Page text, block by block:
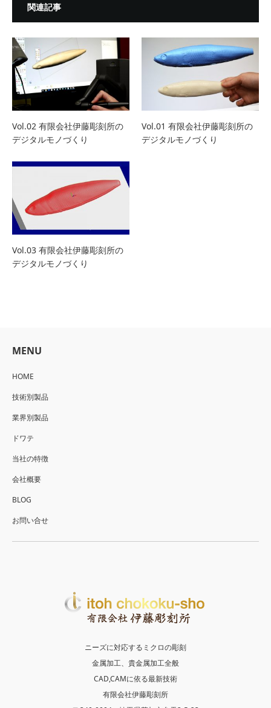
関連記事
Vol.02 有限会社伊藤彫刻所の
デジタルモノづくり
Vol.01 有限会社伊藤彫刻所の
デジタルモノづくり
Vol.03 有限会社伊藤彫刻所の
デジタルモノづくり
MENU
HOME
技術別製品
業界別製品
ドワテ
当社の特徴
会社概要
BLOG
お問い合せ
ニーズに対応するミクロの彫刻
金属加工、貴金属加工全般
CAD,CAMに依る最新技術
有限会社伊藤彫刻所